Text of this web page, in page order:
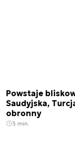
Powstaje
Saudyjska,
obronny
3 min.